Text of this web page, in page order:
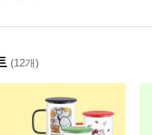
(12개)